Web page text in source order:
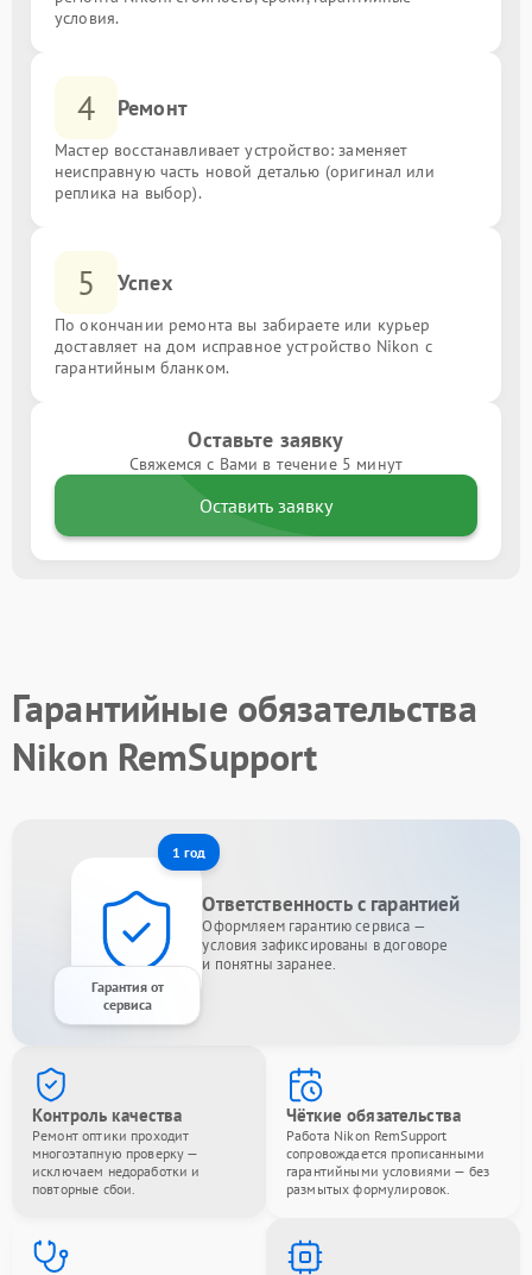
условия.
4 Ремонт
Мастер восстанавливает устройство: заменяет
неисправную часть новой деталью (оригинал или
реплика на выбор).
5 Успех
По окончании ремонта вы забираете или курьер
доставляет на дом исправное устройство Nikon с
гарантийным бланком.
Оставьте заявку
Свяжемся с Вами в течение 5 минут
Оставить заявку
Гарантийные обязательства
Nikon RemSupport
1 год
Гарантия от
сервиса
Ответственность с гарантией
Оформляем гарантию сервиса —
условия зафиксированы в договоре
и понятны заранее.
Контроль качества
Ремонт оптики проходит
многоэтапную проверку —
исключаем недоработки и
повторные сбои.
Чёткие обязательства
Работа Nikon RemSupport
сопровождается прописанными
гарантийными условиями — без
размытых формулировок.